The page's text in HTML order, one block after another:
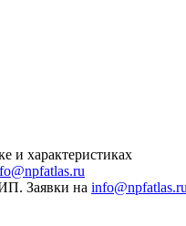
и характеристиках
Заявки на info@npfatlas.ru